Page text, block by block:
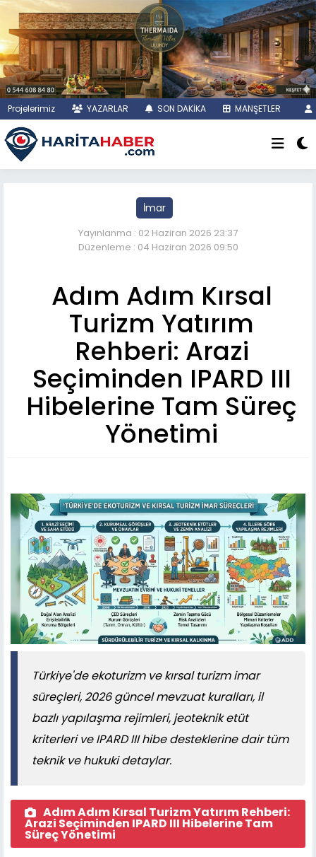
Projelerimiz YAZARLAR SON DAKİKA MANŞETLER
İmar
Yayınlanma : 02 Haziran 2026 23:37
Düzenleme : 04 Haziran 2026 09:50
Adım Adım Kırsal
Turizm Yatırım
Rehberi: Arazi
Seçiminden IPARD III
Hibelerine Tam Süreç
Yönetimi
Türkiye'de ekoturizm ve kırsal turizm imar
süreçleri, 2026 güncel mevzuat kuralları, il
bazlı yapılaşma rejimleri, jeoteknik etüt
kriterleri ve IPARD III hibe desteklerine dair tüm
teknik ve hukuki detaylar.
Adım Adım Kırsal Turizm Yatırım Rehberi:
Arazi Seçiminden IPARD III Hibelerine Tam
Süreç Yönetimi